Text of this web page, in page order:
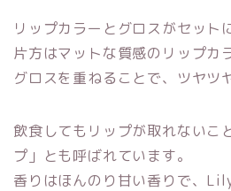
リップカラーとグロスがセット
片方はマットな質感のリップカ
グロスを重ねることで、ツヤツ
飲食してもリップが取れないこ
プ」とも呼ばれています。
香りはほんのり甘い香りで、